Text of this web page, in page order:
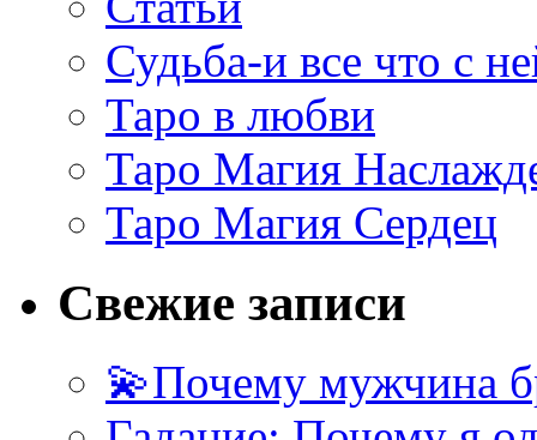
Судьба-и все что с
Таро в любви
Таро Магия
Таро Магия Сердец
Свежие записи
💫Почему мужчина